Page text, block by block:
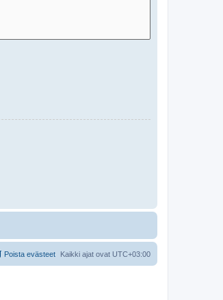
Kaikki ajat ovat UTC+03:00
Poista evästeet